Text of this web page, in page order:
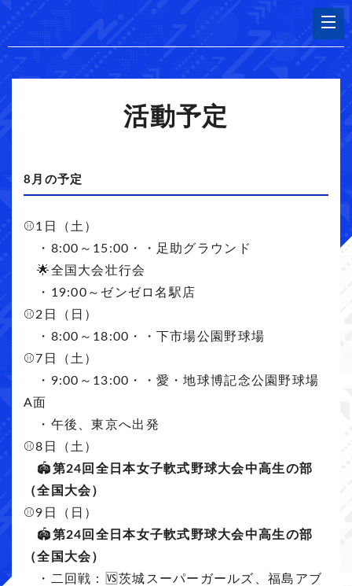
活動予定
8月の予定
⚾️1日（土）
・8:00～15:00・・足助グラウンド
🌟全国大会壮行会
・19:00～ゼンゼロ名駅店
⚾️2日（日）
・8:00～18:00・・下市場公園野球場
⚾️7日（土）
・9:00～13:00・・愛・地球博記念公園野球場
A面
・午後、東京へ出発
⚾️8日（土）
🏟️第24回全日本女子軟式野球大会中高生の部
（全国大会）
⚾️9日（日）
🏟️第24回全日本女子軟式野球大会中高生の部
（全国大会）
・二回戦：🆚茨城スーパーガールズ、福島アブ